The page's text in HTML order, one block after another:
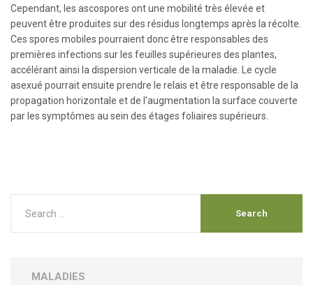
Cependant, les ascospores ont une mobilité très élevée et
peuvent être produites sur des résidus longtemps après la récolte.
Ces spores mobiles pourraient donc être responsables des
premières infections sur les feuilles supérieures des plantes,
accélérant ainsi la dispersion verticale de la maladie. Le cycle
asexué pourrait ensuite prendre le relais et être responsable de la
propagation horizontale et de l'augmentation la surface couverte
par les symptômes au sein des étages foliaires supérieurs.
MALADIES